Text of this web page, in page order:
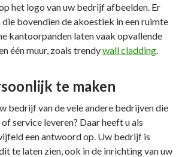
het logo van uw bedrijf afbeelden. Er
bovendien de akoestiek in een ruimte
kantoorpanden laten vaak opvallende
één muur, zoals trendywall cladding.
te maken
bedrijf van de vele andere bedrijven die
service leveren? Daar heeft u als
een antwoord op. Uw bedrijf is
te laten zien, ook in de inrichting van uw